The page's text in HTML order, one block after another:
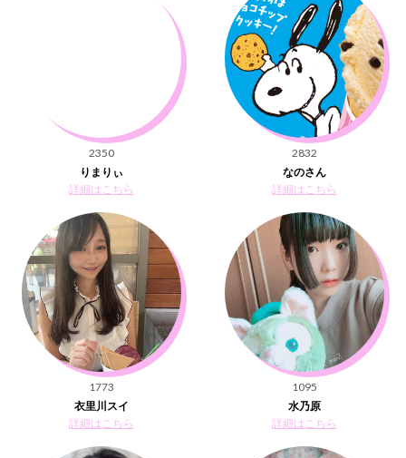
2350
りまりぃ
詳細はこちら
2832
なのさん
詳細はこちら
1773
衣里川スイ
詳細はこちら
1095
水乃原
詳細はこちら